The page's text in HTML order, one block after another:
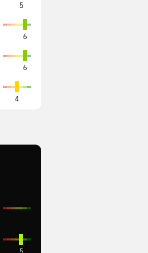
5
6
6
4